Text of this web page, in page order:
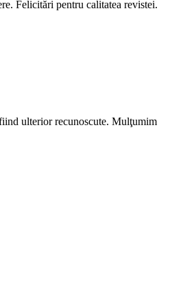
Felicitări pentru calitatea revistei.
ulterior recunoscute. Mulţumim